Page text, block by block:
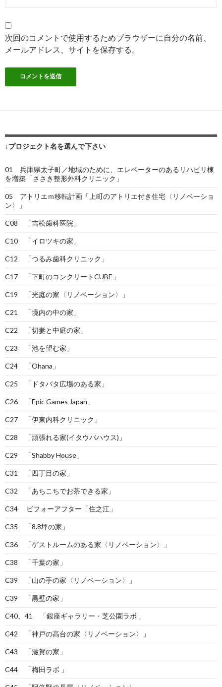
次回のコメントで使用するためブラウザーに自分の名前、
メールアドレス、サイトを保存する。
↓プロジェクト名を選んで下さい
01 兵庫県太子町／地域のために、エレベーターのあるリハビリ棟
を増築「ささき整形外科クリニック」
05 アトリエｍ移転計画「上町のアトリエ付き住宅〈リノベーショ
ン〉」
C08 「吉松歯科医院」
C10 「イロツキの家」
C12 「つるみ歯科クリニック」
C17 「下町のコンクリートCUBE」
C19 「光庭の家〈リノベーション〉」
C21 「境内の中の家」
C22 「切妻と中庭の家」
C23 「池を望む家」
C24 「Ohana」
C25 「ドタバタ広場のある家」
C26 「Epic Games Japan」
C27 「伊東内科クリニック」
C28 「頑張れる家(イタウバハウス)」
C29 「Shabby House」
C31 「四丁目の家」
C32 「あちこちでお茶できる家」
C34 ビフォーアフター「住之江」
C35 「8.8坪の家」
C36 「ゲストルームのある家〈リノベーション〉」
C38 「千葉の家」
C39 「山の手の家〈リノベーション〉」
C39 「黒壁の家」
C40、41 「銀座ギャラリー・芝公園ラボ 」
C42 「神戸の高台の家〈リノベーション〉」
C43 「滋賀の家」
C44 「梅田ラボ 」